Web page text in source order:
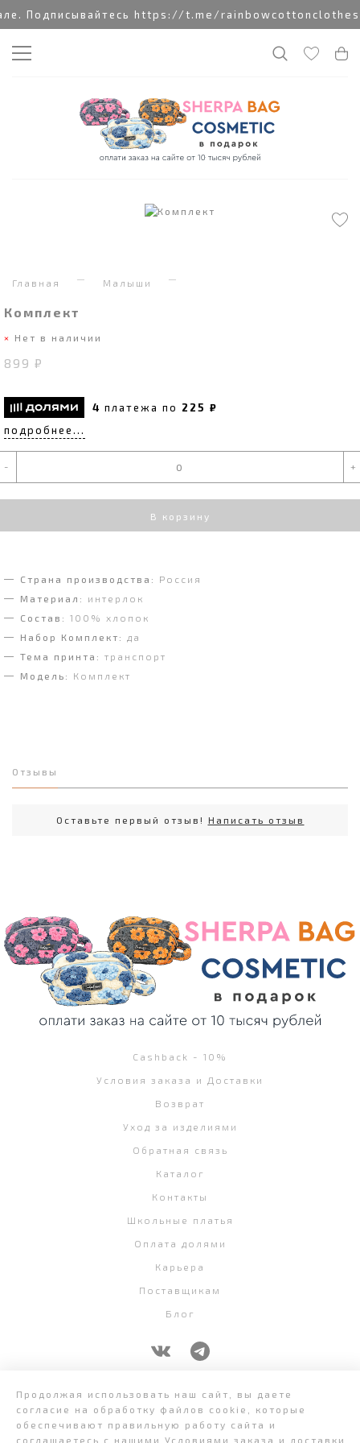
Подписывайтесь https://t.me/rainbowcottonclothes
Главная Малыши
Комплект
Нет в наличии
899 ₽
4 платежа по 225 ₽
подробнее...
- +
В корзину
Страна производства:
Россия
Материал:
интерлок
Состав: 100% хлопок
Набор Комплект:
да
Тема принта: транспорт
Модель:
Комплект
Отзывы
Оставьте первый отзыв! Написать отзыв
Cashback - 10%
Условия заказа и Доставки
Возврат
Уход за изделиями
Обратная связь
Каталог
Контакты
Школьные платья
Оплата долями
Карьера
Поставщикам
Блог
+7 (343) 382-58-07
Продолжая использовать наш сайт, вы даете
согласие на обработку файлов cookie, которые
обеспечивают правильную работу сайта и
соглашаетесь с нашими Условиями заказа и доставки